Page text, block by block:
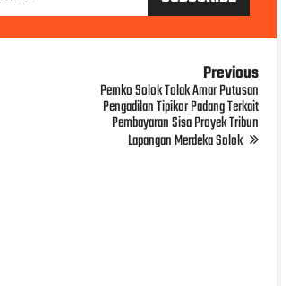
Previous
Pemko Solok Tolak Amar Putusan
Pengadilan Tipikor Padang Terkait
Pembayaran Sisa Proyek Tribun
Lapangan Merdeka Solok